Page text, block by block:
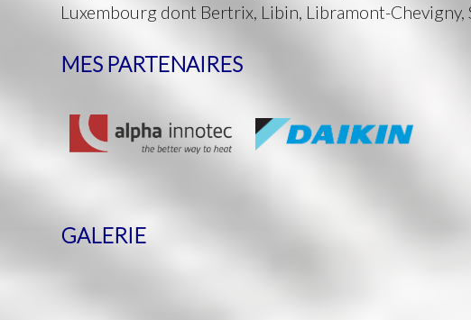
Luxembourg dont Bertrix, Libin, Libramont-
MES PARTENAIRES
GALERIE